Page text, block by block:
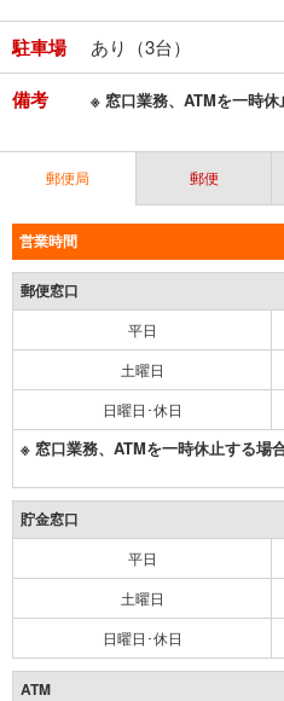
駐車場 あり（3台）
備考 ※ 窓口業務、ATMを一時休
郵便局 郵便
営業時間
郵便窓口
平日
土曜日
日曜日･休日
※ 窓口業務、ATMを一時休止する場
貯金窓口
平日
土曜日
日曜日･休日
ATM